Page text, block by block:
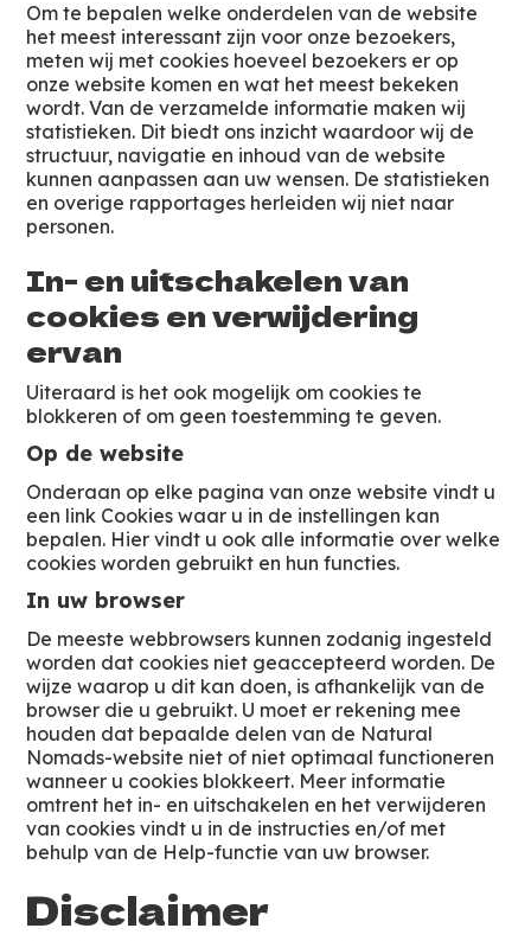
Om te bepalen welke onderdelen van de website
het meest interessant zijn voor onze bezoekers,
meten wij met cookies hoeveel bezoekers er op
onze website komen en wat het meest bekeken
wordt. Van de verzamelde informatie maken wij
statistieken. Dit biedt ons inzicht waardoor wij de
structuur, navigatie en inhoud van de website
kunnen aanpassen aan uw wensen. De statistieken
en overige rapportages herleiden wij niet naar
personen.
In- en uitschakelen van
cookies en verwijdering
ervan
Uiteraard is het ook mogelijk om cookies te
blokkeren of om geen toestemming te geven.
Op de website
Onderaan op elke pagina van onze website vindt u
een link Cookies waar u in de instellingen kan
bepalen. Hier vindt u ook alle informatie over welke
cookies worden gebruikt en hun functies.
In uw browser
De meeste webbrowsers kunnen zodanig ingesteld
worden dat cookies niet geaccepteerd worden. De
wijze waarop u dit kan doen, is afhankelijk van de
browser die u gebruikt. U moet er rekening mee
houden dat bepaalde delen van de Natural
Nomads-website niet of niet optimaal functioneren
wanneer u cookies blokkeert. Meer informatie
omtrent het in- en uitschakelen en het verwijderen
van cookies vindt u in de instructies en/of met
behulp van de Help-functie van uw browser.
Disclaimer